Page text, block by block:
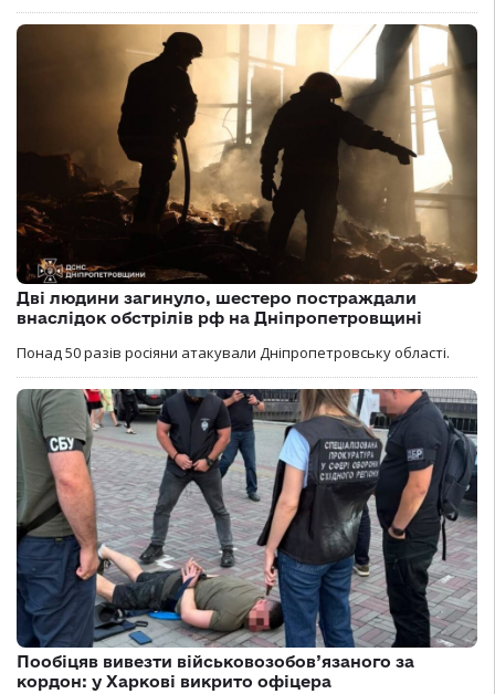
Дві людини загинуло, шестеро постраждали
внаслідок обстрілів рф на Дніпропетровщині
Понад 50 разів росіяни атакували Дніпропетровську області.
Пообіцяв вивезти військовозобов’язаного за
кордон: у Харкові викрито офіцера